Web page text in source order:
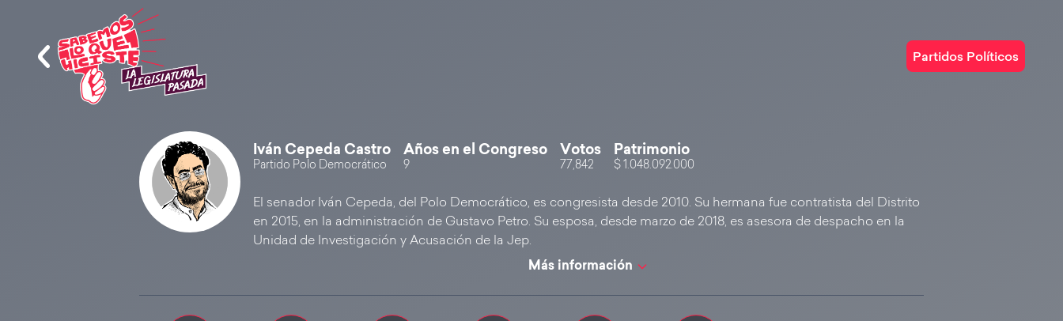
Partidos Políticos
Iván Cepeda Castro
Partido Polo Democrático
Años en el Congreso
9
Votos
77,842
Patrimonio
$ 1.048.092.000
El senador Iván Cepeda, del Polo Democrático, es congresista desde 2010. Su hermana fue contratista del Distrito
en 2015, en la administración de Gustavo Petro. Su esposa, desde marzo de 2018, es asesora de despacho en la
Unidad de Investigación y Acusación de la Jep.
Más información